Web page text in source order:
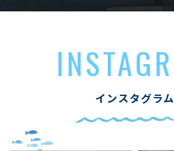
インスタグラム